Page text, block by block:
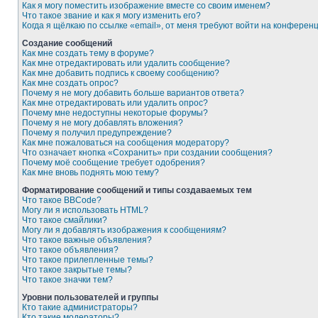
Как я могу поместить изображение вместе со своим именем?
Что такое звание и как я могу изменить его?
Когда я щёлкаю по ссылке «email», от меня требуют войти на
Создание сообщений
Как мне создать тему в форуме?
Как мне отредактировать или удалить сообщение?
Как мне добавить подпись к своему сообщению?
Как мне создать опрос?
Почему я не могу добавить больше вариантов ответа?
Как мне отредактировать или удалить опрос?
Почему мне недоступны некоторые форумы?
Почему я не могу добавлять вложения?
Почему я получил предупреждение?
Как мне пожаловаться на сообщения модератору?
Что означает кнопка «Сохранить» при создании сообщения?
Почему моё сообщение требует одобрения?
Как мне вновь поднять мою тему?
Форматирование сообщений и типы создаваемых тем
Что такое BBCode?
Могу ли я использовать HTML?
Что такое смайлики?
Могу ли я добавлять изображения к сообщениям?
Что такое важные объявления?
Что такое объявления?
Что такое прилепленные темы?
Что такое закрытые темы?
Что такое значки тем?
Уровни пользователей и группы
Кто такие администраторы?